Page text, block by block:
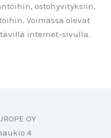
ostohyvityksiin,
Voimassa olevat
internet-sivulla.
OY
4